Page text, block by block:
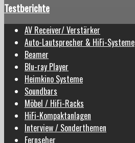
Testberichte
AV Receiver/ Verstärker
Auto-Lautsprecher & HiFi-Systeme
Beamer
Blu-ray Player
Heimkino Systeme
Soundbars
Möbel / HiFi-Racks
HiFi-Kompaktanlagen
Interview / Sonderthemen
Fernseher